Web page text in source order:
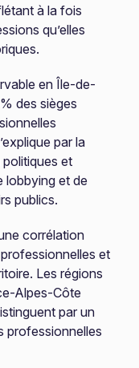
à la fois
qu’elles
en Île-de-
des sièges
par la
et
lobbying et de
publics.
corrélation
et
Les régions
Alpes-Côte
par un
professionnelles